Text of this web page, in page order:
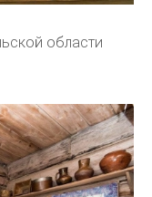
области